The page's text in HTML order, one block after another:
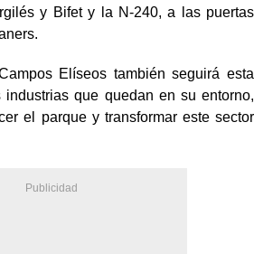
y Bifet y la N-240, a las puertas
Elíseos también seguirá esta
industrias que quedan en su entorno,
el parque y transformar este sector